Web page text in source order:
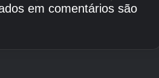
em comentários são